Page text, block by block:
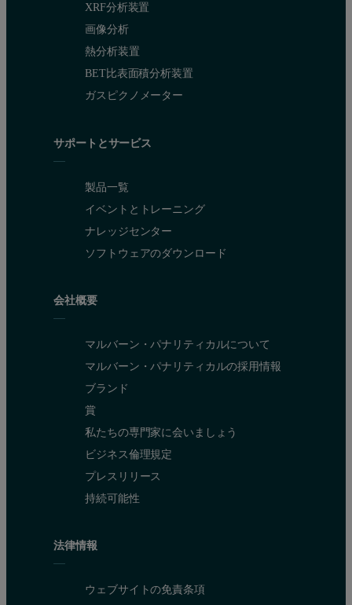
XRF分析装置
画像分析
熱分析装置
BET比表面積分析装置
ガスピクノメーター
サポートとサービス
製品一覧
イベントとトレーニング
ナレッジセンター
ソフトウェアのダウンロード
会社概要
マルバーン・パナリティカルについて
マルバーン・パナリティカルの採用情報
ブランド
賞
私たちの専門家に会いましょう
ビジネス倫理規定
プレスリリース
持続可能性
法律情報
ウェブサイトの免責条項